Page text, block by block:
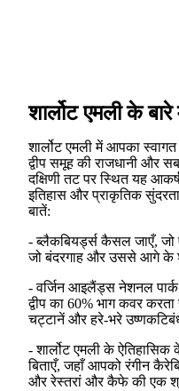
शार्लोट एमली के बारे
शार्लोट एमली में आपका
द्वीप समूह की राजधानी और
दक्षिणी तट पर स्थित यह
इतिहास और प्राकृतिक
बातें:
- ब्लैकबियर्ड्स कैसल जाएँ, जो
जो बंदरगाह और उससे आगे के
- वर्जिन आइलैंड्स नेशनल
द्वीप का 60% भाग कवर
चट्टानें और हरे-भरे
- शार्लोट एमली के
बिताएँ, जहाँ आपको रंगीन
और रेस्तरां और कैफे की एक